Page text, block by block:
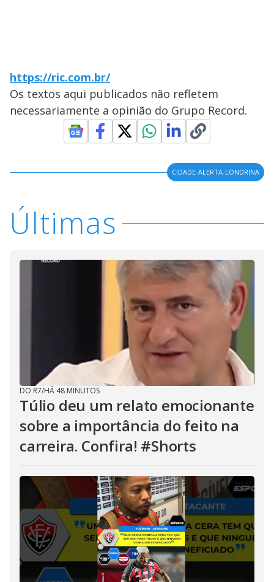
https://ric.com.br/
Os textos aqui publicados não refletem
necessariamente a opinião do Grupo Record.
CIDADE-ALERTA-LONDRINA
Últimas
DO R7/HÁ 48 MINUTOS
Túlio deu um relato emocionante
sobre a importância do feito na
carreira. Confira! #Shorts